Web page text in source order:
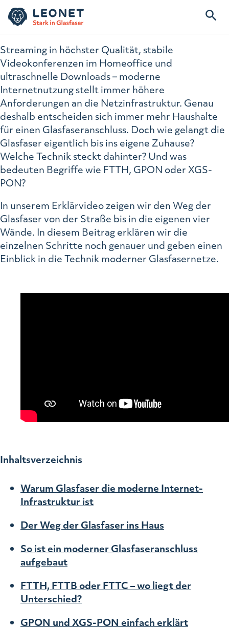
Streaming in höchster Qualität, stabile
Videokonferenzen im Homeoffice und
ultraschnelle Downloads – moderne
Internetnutzung stellt immer höhere
Anforderungen an die Netzinfrastruktur. Genau
deshalb entscheiden sich immer mehr Haushalte
für einen Glasfaseranschluss. Doch wie gelangt die
Glasfaser eigentlich bis ins eigene Zuhause?
Welche Technik steckt dahinter? Und was
bedeuten Begriffe wie FTTH, GPON oder XGS-
PON?
In unserem Erklärvideo zeigen wir den Weg der
Glasfaser von der Straße bis in die eigenen vier
Wände. In diesem Beitrag erklären wir die
einzelnen Schritte noch genauer und geben einen
Einblick in die Technik moderner Glasfasernetze.
Inhaltsverzeichnis
Warum Glasfaser die moderne Internet-
Infrastruktur ist
Der Weg der Glasfaser ins Haus
So ist ein moderner Glasfaseranschluss
aufgebaut
FTTH, FTTB oder FTTC – wo liegt der
Unterschied?
GPON und XGS-PON einfach erklärt